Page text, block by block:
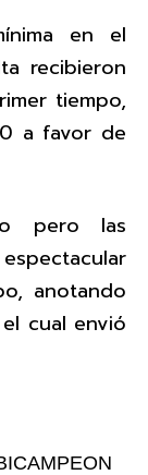
en el
recibieron
tiempo,
a favor de
pero las
anotando
cual envió